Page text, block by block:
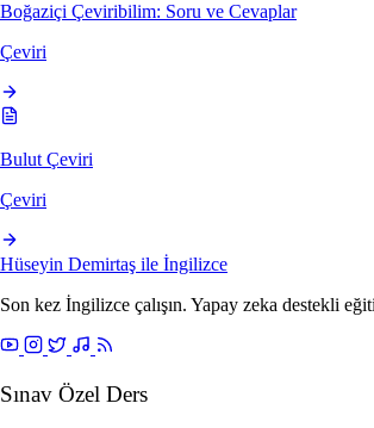
Boğaziçi Çeviribilim: Soru ve Cevaplar
Çeviri
Bulut Çeviri
Çeviri
Hüseyin Demirtaş ile İngilizce
Son kez İngilizce çalışın. Yapay zeka destekli
Sınav Özel Ders